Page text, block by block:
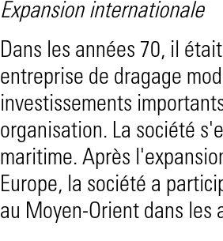
Expansion internationale
Dans les années 70, il
entreprise de dragage
investissements
organisation. La société
maritime. Après
Europe, la société a
au Moyen-Orient dans les